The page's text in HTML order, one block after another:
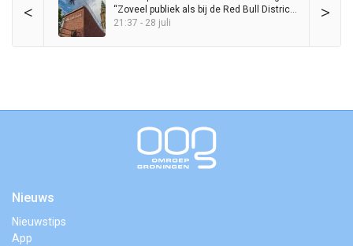
< >
“Zoveel publiek als bij de Red Bull District
Ride heb ik nog nooit op de Grote Markt
21:37 - 28 juli
Nieuws
Nieuwstips
App